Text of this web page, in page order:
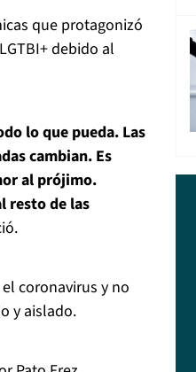
que protagonizó
debido al
lo que pueda. Las
cambian. Es
al prójimo.
resto de las
coronavirus y no
y aislado.